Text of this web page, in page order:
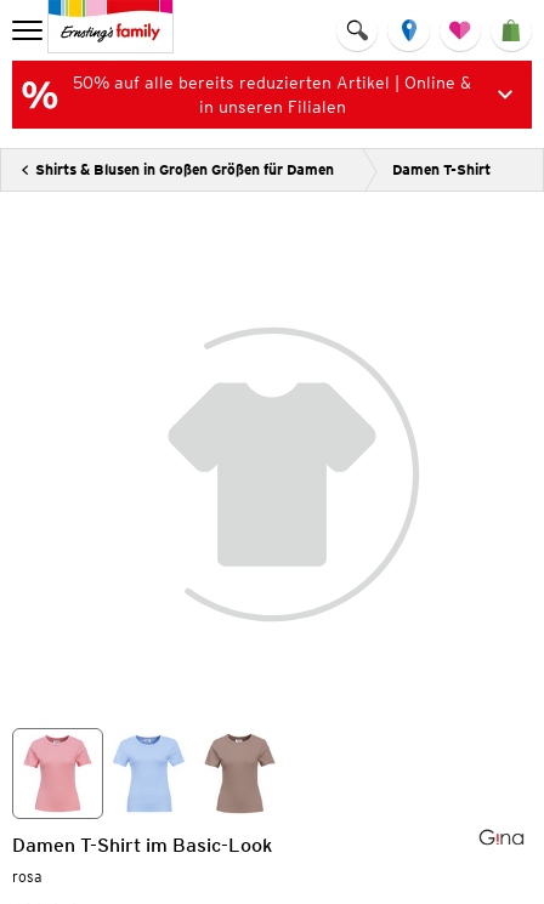
50% auf alle bereits reduzierten Artikel | Online &
in unseren Filialen
Shirts & Blusen in Großen Größen für Damen Damen T-Shirt
Damen T-Shirt im Basic-Look
rosa